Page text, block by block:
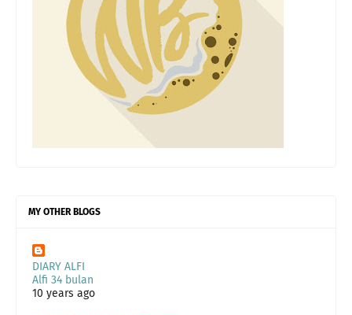
MY OTHER BLOGS
DIARY ALFI
Alfi 34 bulan
10 years ago